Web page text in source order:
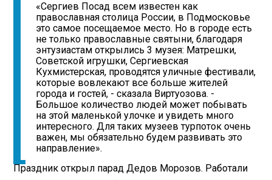
«Сергиев Посад всем известен как
православная столица России, в Подмосковье
это самое посещаемое место. Но в городе есть
не только православные святыни, благодаря
энтузиастам открылись 3 музея: Матрешки,
Советской игрушки, Сергиевская
Кухмистерская, проводятся уличные фестивали,
которые вовлекают все больше жителей
города и гостей, - сказала Виртуозова. -
Большое количество людей может побывать
на этой маленькой улочке и увидеть много
интересного. Для таких музеев турпоток очень
важен, мы обязательно будем развивать это
направление».
Праздник открыл парад Дедов Морозов. Работали